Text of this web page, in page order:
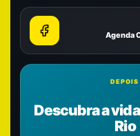
Agenda
DEPOIS
Descubra a
Rio